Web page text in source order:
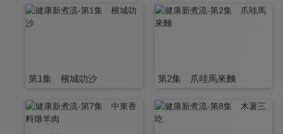
第1集 檳城叻沙 第2集 爪哇馬來麵